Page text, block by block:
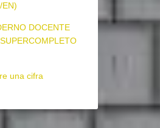
EN)
DOCENTE
una cifra